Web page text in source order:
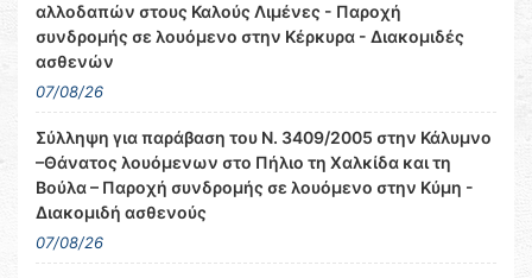
αλλοδαπών στους Καλούς Λιμένες - Παροχή
συνδρομής σε λουόμενο στην Κέρκυρα - Διακομιδές
ασθενών
07/08/26
Σύλληψη για παράβαση του Ν. 3409/2005 στην Κάλυμνο
–Θάνατος λουόμενων στο Πήλιο τη Χαλκίδα και τη
Βούλα – Παροχή συνδρομής σε λουόμενο στην Κύμη -
Διακομιδή ασθενούς
07/08/26